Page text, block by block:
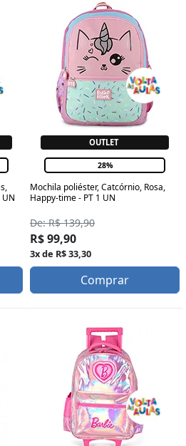
OUTLET
28%
Mochila poliéster, Catcórnio, Rosa,
Happy-time - PT 1 UN
De: R$ 139,90
R$ 99,90
3x de R$ 33,30
Comprar